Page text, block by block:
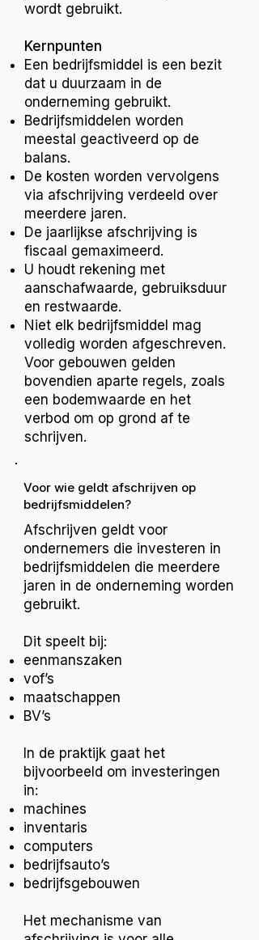
wordt gebruikt.
Kernpunten
Een bedrijfsmiddel is een bezit
dat u duurzaam in de
onderneming gebruikt.
Bedrijfsmiddelen worden
meestal geactiveerd op de
balans.
De kosten worden vervolgens
via afschrijving verdeeld over
meerdere jaren.
De jaarlijkse afschrijving is
fiscaal gemaximeerd.
U houdt rekening met
aanschafwaarde, gebruiksduur
en restwaarde.
Niet elk bedrijfsmiddel mag
volledig worden afgeschreven.
Voor gebouwen gelden
bovendien aparte regels, zoals
een bodemwaarde en het
verbod om op grond af te
schrijven.
Voor wie geldt afschrijven op
bedrijfsmiddelen?
Afschrijven geldt voor
ondernemers die investeren in
bedrijfsmiddelen die meerdere
jaren in de onderneming worden
gebruikt.
Dit speelt bij:
eenmanszaken
vof’s
maatschappen
BV’s
In de praktijk gaat het
bijvoorbeeld om investeringen
in:
machines
inventaris
computers
bedrijfsauto’s
bedrijfsgebouwen
Het mechanisme van